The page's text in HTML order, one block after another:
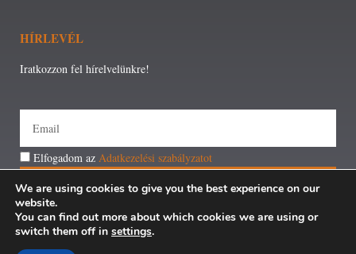
HÍRLEVÉL
Iratkozzon fel hírelvelünkre!
Elfogadom az Adatkezelési szabályzatot
FELIRATKOZÁS
Minden jog fenntartva © Győri Járási Foglalkoztatási Paktum –
We are using cookies to give you the best experience on our
website.
You can find out more about which cookies we are using or
switch them off in settings.